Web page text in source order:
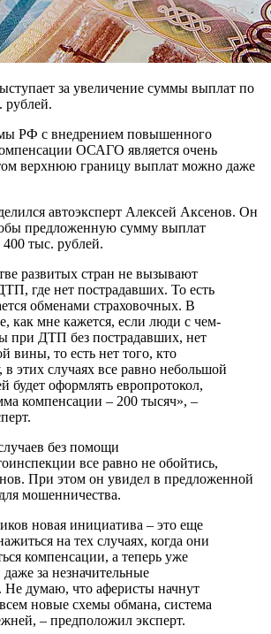
за увеличение суммы выплат по
РФ с внедрением повышенного
ОСАГО является очень
верхнюю границу выплат можно даже
автоэксперт Алексей Аксенов. Он
предложенную сумму выплат
тыс. рублей.
развитых стран не вызывают
где нет пострадавших. То есть
обменами страховочных. В
как мне кажется, если люди с чем-
при ДТП без пострадавших, нет
вины, то есть нет того, кто
в этих случаях все равно небольшой
будет оформлять европротокол,
компенсации – 200 тысяч», –
без помощи
все равно не обойтись,
При этом он увидел в предложенной
мошенничества.
новая инициатива – это еще
на тех случаях, когда они
компенсации, а теперь уже
за незначительные
Не думаю, что аферисты начнут
новые схемы обмана, система
– предположил эксперт.